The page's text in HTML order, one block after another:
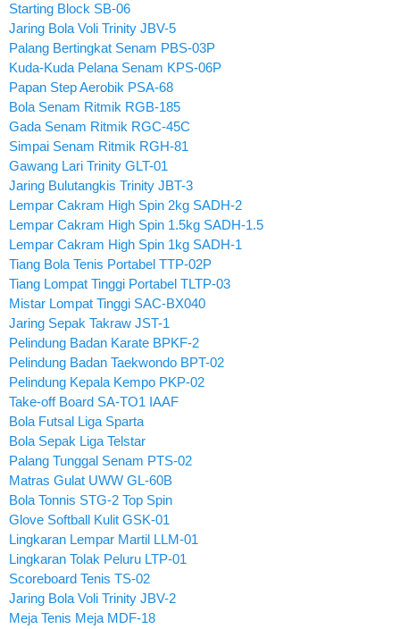
Starting Block SB-06
Jaring Bola Voli Trinity JBV-5
Palang Bertingkat Senam PBS-03P
Kuda-Kuda Pelana Senam KPS-06P
Papan Step Aerobik PSA-68
Bola Senam Ritmik RGB-185
Gada Senam Ritmik RGC-45C
Simpai Senam Ritmik RGH-81
Gawang Lari Trinity GLT-01
Jaring Bulutangkis Trinity JBT-3
Lempar Cakram High Spin 2kg SADH-2
Lempar Cakram High Spin 1.5kg SADH-1.5
Lempar Cakram High Spin 1kg SADH-1
Tiang Bola Tenis Portabel TTP-02P
Tiang Lompat Tinggi Portabel TLTP-03
Mistar Lompat Tinggi SAC-BX040
Jaring Sepak Takraw JST-1
Pelindung Badan Karate BPKF-2
Pelindung Badan Taekwondo BPT-02
Pelindung Kepala Kempo PKP-02
Take-off Board SA-TO1 IAAF
Bola Futsal Liga Sparta
Bola Sepak Liga Telstar
Palang Tunggal Senam PTS-02
Matras Gulat UWW GL-60B
Bola Tonnis STG-2 Top Spin
Glove Softball Kulit GSK-01
Lingkaran Lempar Martil LLM-01
Lingkaran Tolak Peluru LTP-01
Scoreboard Tenis TS-02
Jaring Bola Voli Trinity JBV-2
Meja Tenis Meja MDF-18